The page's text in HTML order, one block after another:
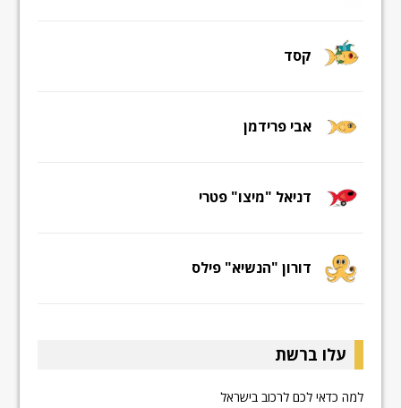
קסד
אבי פרידמן
דניאל "מיצו" פטרי
דורון "הנשיא" פילס
עלו ברשת
למה כדאי לכם לרכוב בישראל